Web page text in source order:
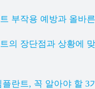
부작용 예방과 올바
의 장단점과 상황에
란트, 꼭 알아야 할 3